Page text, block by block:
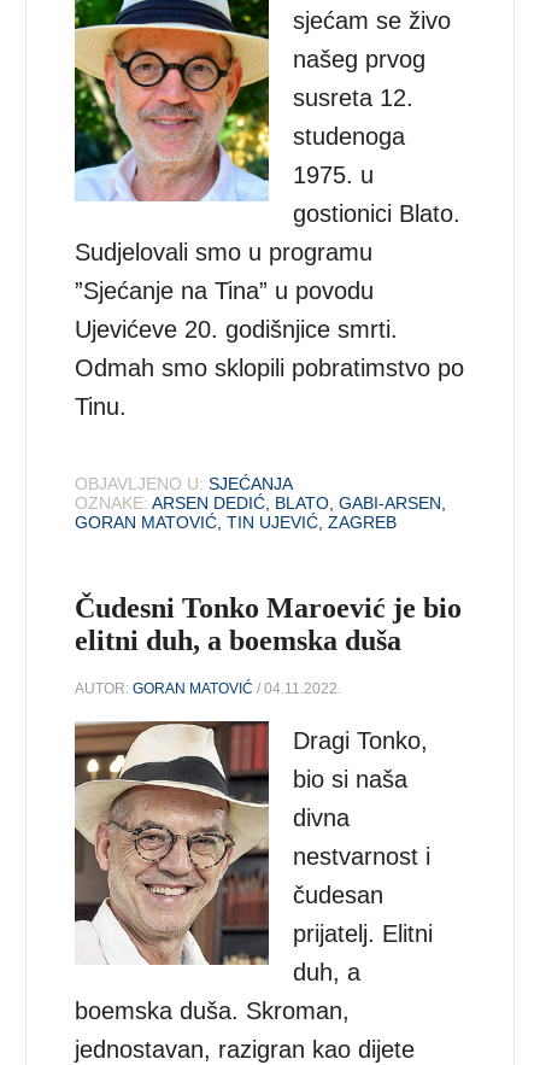
sjećam se živo
našeg prvog
susreta 12.
studenoga
1975. u
gostionici Blato.
Sudjelovali smo u programu
”Sjećanje na Tina” u povodu
Ujevićeve 20. godišnjice smrti.
Odmah smo sklopili pobratimstvo po
Tinu.
OBJAVLJENO U: SJEĆANJA
OZNAKE: ARSEN DEDIĆ BLATO ,GABI-ARSEN
GORAN MATOVIĆ ,TIN UJEVIĆ ,ZAGREB
Čudesni Tonko Maroević je bio
elitni duh, a boemska duša
AUTOR:GORAN MATOVIĆ / 04.11.2022.
Dragi Tonko,
bio si naša
divna
nestvarnost i
čudesan
prijatelj. Elitni
duh, a
boemska duša. Skroman,
jednostavan, razigran kao dijete